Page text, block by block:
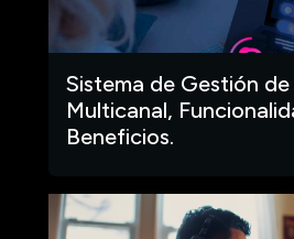
Sistema de Gestión
Multicanal,
Beneficios.